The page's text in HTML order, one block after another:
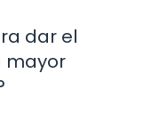
dar el
mayor